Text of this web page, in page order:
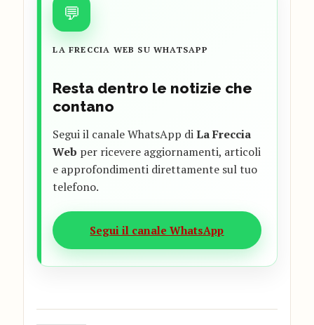
💬
LA FRECCIA WEB SU WHATSAPP
Resta dentro le notizie che
contano
Segui il canale WhatsApp diLa Freccia
Web per ricevere aggiornamenti, articoli
e approfondimenti direttamente sul tuo
telefono.
Segui il canale WhatsApp